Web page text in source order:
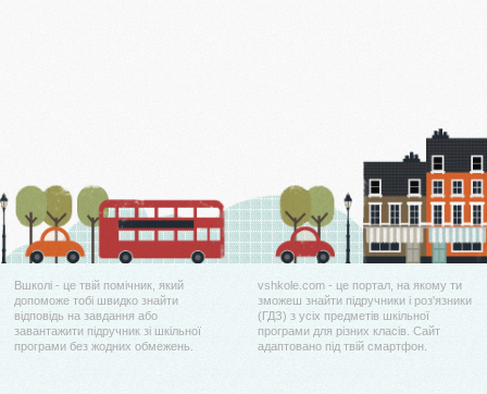
Вшколі - це твій помічник, який
допоможе тобі швидко знайти
відповідь на завдання або
завантажити підручник зі шкільної
програми без жодних обмежень.
vshkole.com - це портал, на якому ти
зможеш знайти підручники і роз'язники
(ГДЗ) з усіх предметів шкільної
програми для різних класів. Сайт
адаптовано під твій смартфон.